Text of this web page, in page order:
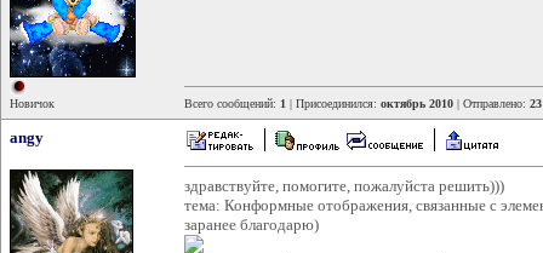
Новичок Всего сообщений: 1 | Присоединился: октябрь 2010 | Отправлено:
angy
здравствуйте, помогите, пожалуйста решить)))
тема: Конформные отображения, связанные с
заранее благодарю)